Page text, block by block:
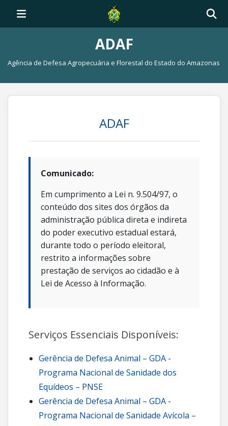
ADAF
Agência de Defesa Agropecuária e Florestal do Estado do Amazonas
ADAF
Comunicado:
Em cumprimento a Lei n. 9.504/97, o
conteúdo dos sites dos órgãos da
administração pública direta e indireta
do poder executivo estadual estará,
durante todo o período eleitoral,
restrito a informações sobre
prestação de serviços ao cidadão e à
Lei de Acesso à Informação.
Serviços Essenciais Disponíveis:
Gerência de Defesa Animal – GDA -
Programa Nacional de Sanidade dos
Equídeos – PNSE
Gerência de Defesa Animal – GDA -
Programa Nacional de Sanidade Avícola –